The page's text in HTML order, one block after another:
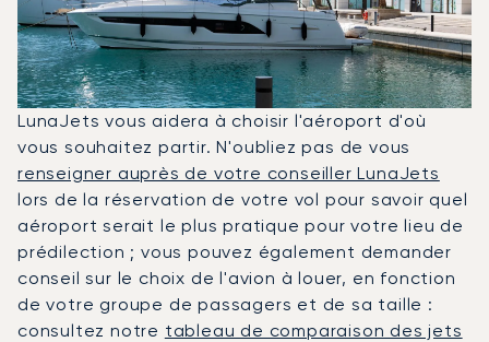
LunaJets vous aidera à choisir l'aéroport d'où
vous souhaitez partir. N'oubliez pas de vous
renseigner auprès de votre conseiller LunaJets
lors de la réservation de votre vol pour savoir quel
aéroport serait le plus pratique pour votre lieu de
prédilection ; vous pouvez également demander
conseil sur le choix de l'avion à louer, en fonction
de votre groupe de passagers et de sa taille :
consultez notre tableau de comparaison des jets